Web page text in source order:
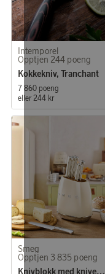
Intemporel
Opptjen 244 poeng
Kokkekniv, Tranchant
7 860 poeng
eller 244 kr
Smeg
Opptjen 3 835 poeng
Knivblokk med kniver Creme